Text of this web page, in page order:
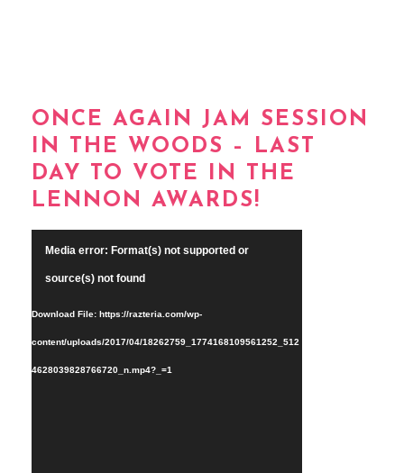
ONCE AGAIN JAM SESSION
IN THE WOODS – LAST
DAY TO VOTE IN THE
LENNON AWARDS!
Video
Media error: Format(s) not supported or
source(s) not found
Download File: https://razteria.com/wp-
content/uploads/2017/04/18262759_1774168109561252_512
4628039828766720_n.mp4?_=1